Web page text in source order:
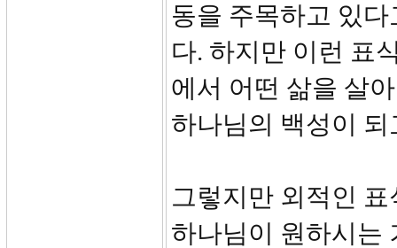
동을 주목하고 있
다. 하지만 이런 표
에서 어떤 삶을 살
하나님의 백성이
그렇지만 외적인
하나님이 원하시는